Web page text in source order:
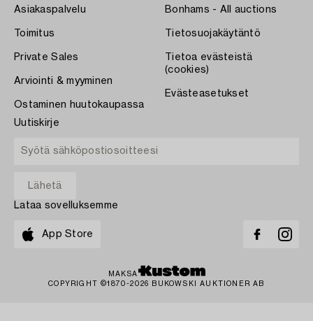
Asiakaspalvelu
Toimitus
Private Sales
Arviointi & myyminen
Ostaminen huutokaupassa
Bonhams - All auctions
Tietosuojakäytäntö
Tietoa evästeistä
(cookies)
Evästeasetukset
Uutiskirje
Lataa sovelluksemme
App Store
MAKSA
COPYRIGHT ©1870-2026 BUKOWSKI AUKTIONER AB